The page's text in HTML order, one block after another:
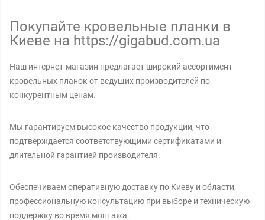
Покупайте кровельные планки в
Киеве на https://gigabud.com.ua
Наш интернет-магазин предлагает широкий ассортимент
кровельных планок от ведущих производителей по
конкурентным ценам.
Мы гарантируем высокое качество продукции, что
подтверждается соответствующими сертификатами и
длительной гарантией производителя.
Обеспечиваем оперативную доставку по Киеву и области,
профессиональную консультацию при выборе и техническую
поддержку во время монтажа.